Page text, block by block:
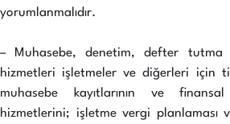
yorumlanmalıdır.
– Muhasebe, denetim, defter tutma
hizmetleri işletmeler ve diğerleri için
muhasebe kayıtlarının ve
hizmetlerini; işletme vergi planlaması